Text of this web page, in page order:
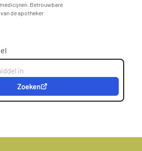
Betrouwbare
de apotheker.
Zoeken